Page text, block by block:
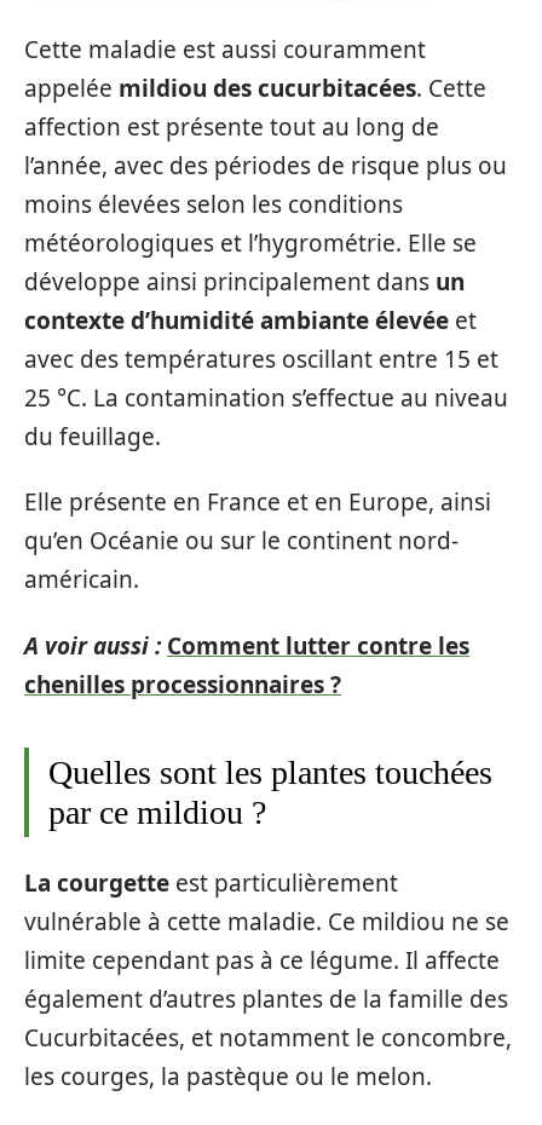
Cette maladie est aussi couramment
appelée mildiou des cucurbitacées. Cette
affection est présente tout au long de
l’année, avec des périodes de risque plus ou
moins élevées selon les conditions
météorologiques et l’hygrométrie. Elle se
développe ainsi principalement dans un
contexte d’humidité ambiante élevée et
avec des températures oscillant entre 15 et
25 °C. La contamination s’effectue au niveau
du feuillage.
Elle présente en France et en Europe, ainsi
qu’en Océanie ou sur le continent nord-
américain.
A voir aussi : Comment lutter contre les
chenilles processionnaires ?
Quelles sont les plantes touchées
par ce mildiou ?
La courgette est particulièrement
vulnérable à cette maladie. Ce mildiou ne se
limite cependant pas à ce légume. Il affecte
également d’autres plantes de la famille des
Cucurbitacées, et notamment le concombre,
les courges, la pastèque ou le melon.